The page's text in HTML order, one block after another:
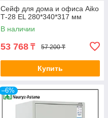
Сейф для дома и офиса Aiko
Т-28 EL 280*340*317 мм
В наличии
53 768 ₸ 57 200 ₸
Купить
–6%